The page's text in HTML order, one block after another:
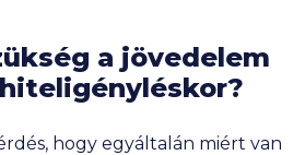
a jövedelem
hogy egyáltalán miért van